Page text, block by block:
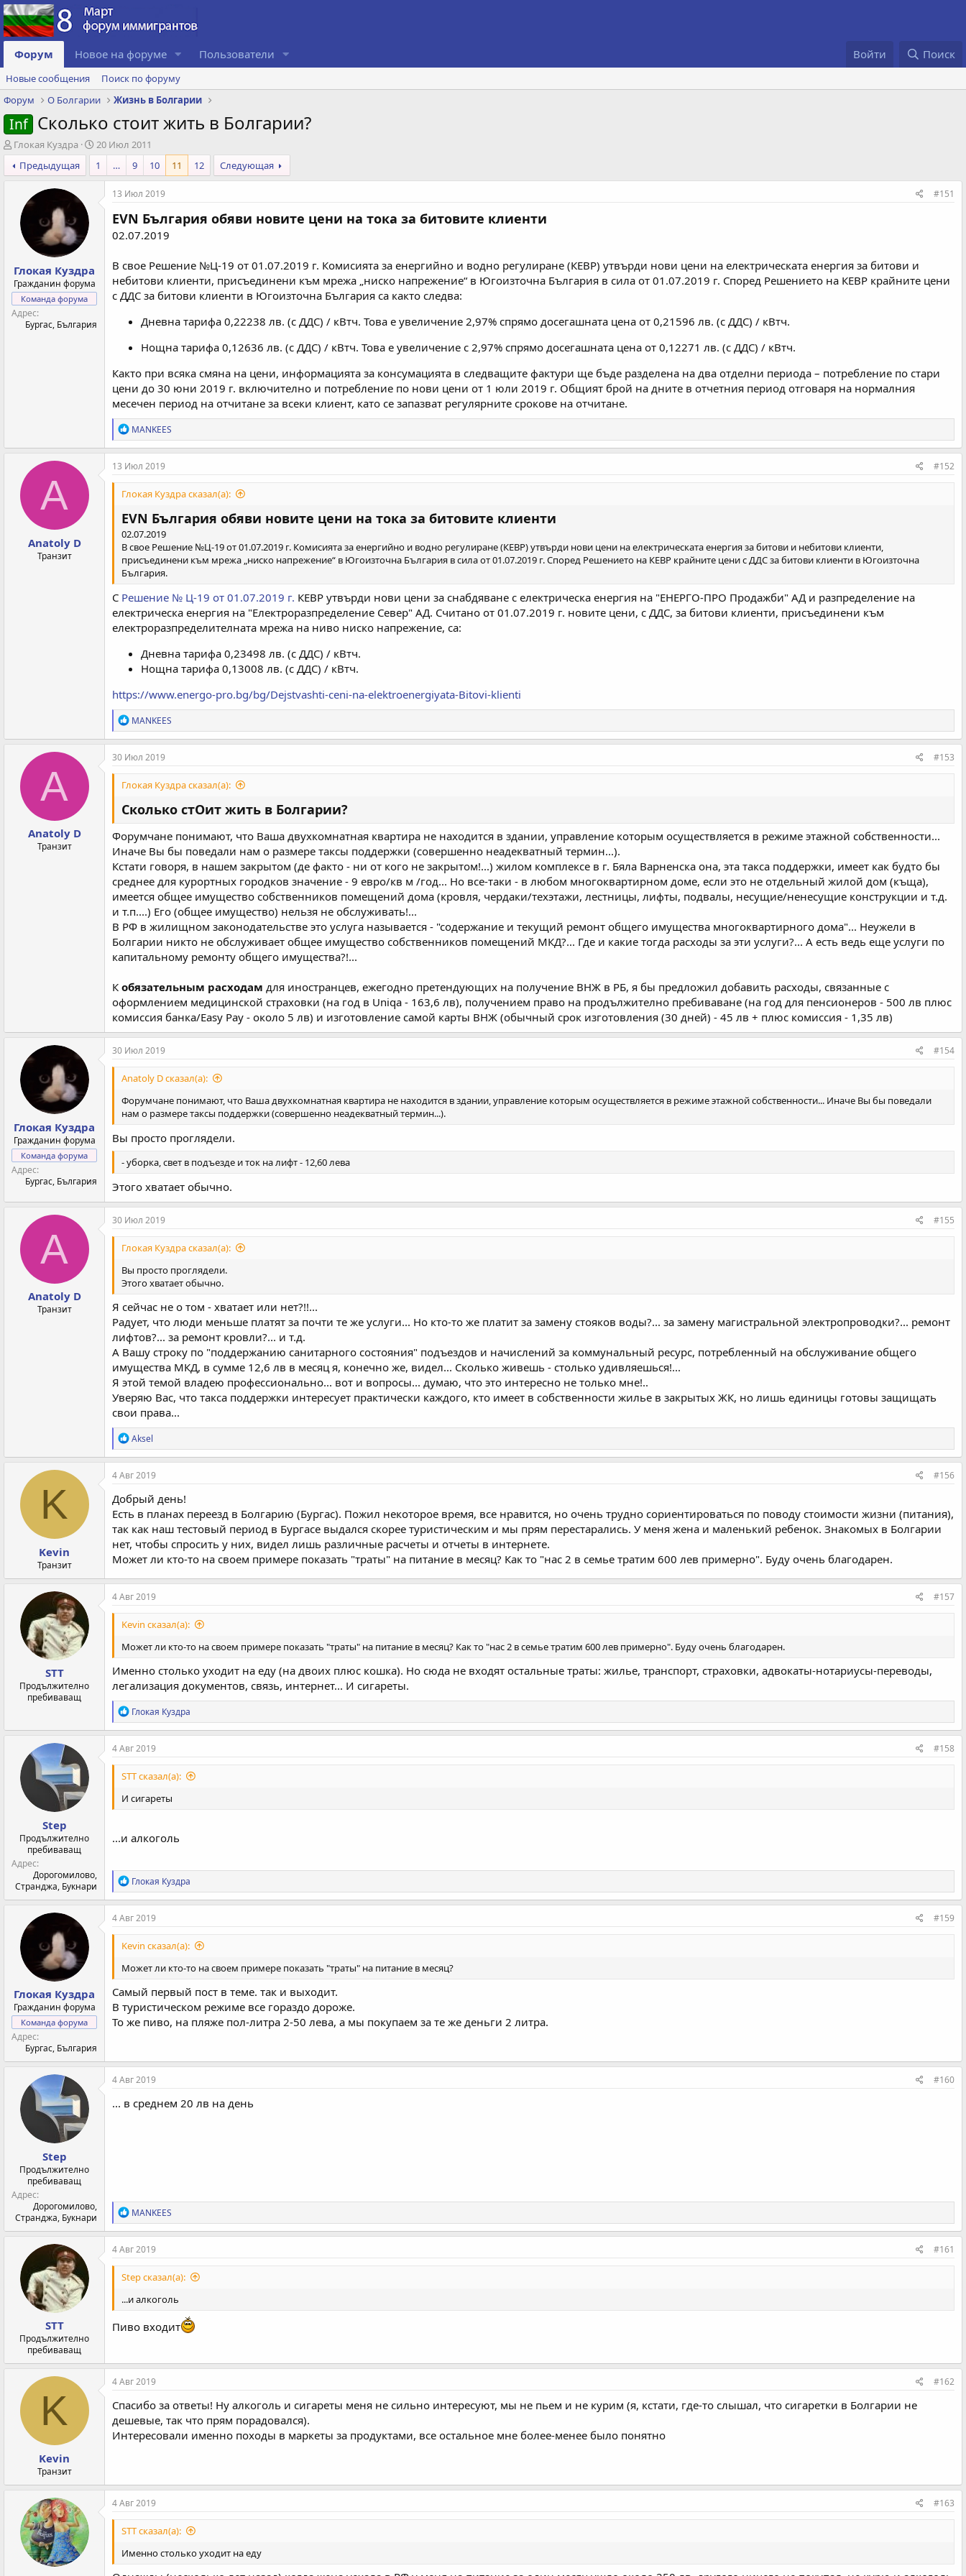
Форум Новое на форуме Пользователи Войти Поиск
Новые сообщения
Поиск по форуму
Форум
О Болгарии Жизнь в Болгарии
Inf Сколько стоит жить в Болгарии?
А
в
т
Глокая Куздра
Д
а
т
20 Июл 2011
Предыдущая
1 … 9 10 11 12 Следующая
Глокая Куздра
Гражданин форума
Команда форума
Адрес
Бургас, България
13 Июл 2019 #151
EVN България обяви новите цени на тока за битовите клиенти
02.07.2019
В свое Решение №Ц-19 от 01.07.2019 г. Комисията за енергийно и водно регулиране (КЕВР) утвърди нови цени на електрическата енергия за битови и
небитови клиенти, присъединени към мрежа „ниско напрежение“ в Югоизточна България в сила от 01.07.2019 г. Според Решението на КЕВР крайните цени
с ДДС за битови клиенти в Югоизточна България са както следва:
Дневна тарифа 0,22238 лв. (с ДДС) / кВтч. Това е увеличение 2,97% спрямо досегашната цена от 0,21596 лв. (с ДДС) / кВтч.
Нощна тарифа 0,12636 лв. (с ДДС) / кВтч. Това е увеличение с 2,97% спрямо досегашната цена от 0,12271 лв. (с ДДС) / кВтч.
Както при всяка смяна на цени, информацията за консумацията в следващите фактури ще бъде разделена на два отделни периода – потребление по стари
цени до 30 юни 2019 г. включително и потребление по нови цени от 1 юли 2019 г. Общият брой на дните в отчетния период отговаря на нормалния
месечен период на отчитане за всеки клиент, като се запазват регулярните срокове на отчитане.
Р
е
а
к
и
MANKEES
A
Anatoly D
Транзит
13 Июл 2019 #152
Глокая Куздра сказал(а):
EVN България обяви новите цени на тока за битовите клиенти
02.07.2019
В свое Решение №Ц-19 от 01.07.2019 г. Комисията за енергийно и водно регулиране (КЕВР) утвърди нови цени на електрическата енергия за битови и небитови клиенти,
присъединени към мрежа „ниско напрежение“ в Югоизточна България в сила от 01.07.2019 г. Според Решението на КЕВР крайните цени с ДДС за битови клиенти в Югоизточна
България.
С Решение № Ц-19 от 01.07.2019 г. КЕВР утвърди нови цени за снабдяване с електрическа енергия на "ЕНЕРГО-ПРО Продажби" АД и разпределение на
електрическа енергия на "Електроразпределение Север" АД. Считано от 01.07.2019 г. новите цени, с ДДС, за битови клиенти, присъединени към
електроразпределителната мрежа на ниво ниско напрежение, са:
Дневна тарифа 0,23498 лв. (с ДДС) / кВтч.
Нощна тарифа 0,13008 лв. (с ДДС) / кВтч.
https://www.energo-pro.bg/bg/Dejstvashti-ceni-na-elektroenergiyata-Bitovi-klienti
Р
е
а
к
и
MANKEES
A
Anatoly D
Транзит
30 Июл 2019 #153
Глокая Куздра сказал(а):
Сколько стОит жить в Болгарии?
Форумчане понимают, что Ваша двухкомнатная квартира не находится в здании, управление которым осуществляется в режиме этажной собственности...
Иначе Вы бы поведали нам о размере таксы поддержки (совершенно неадекватный термин...).
Кстати говоря, в нашем закрытом (де факто - ни от кого не закрытом!...) жилом комплексе в г. Бяла Варненска она, эта такса поддержки, имеет как будто бы
среднее для курортных городков значение - 9 евро/кв м /год... Но все-таки - в любом многоквартирном доме, если это не отдельный жилой дом (къща),
имеется общее имущество собственников помещений дома (кровля, чердаки/техэтажи, лестницы, лифты, подвалы, несущие/ненесущие конструкции и т.д.
и т.п....) Его (общее имущество) нельзя не обслуживать!...
В РФ в жилищном законодательстве это услуга называется - "содержание и текущий ремонт общего имущества многоквартирного дома"... Неужели в
Болгарии никто не обслуживает общее имущество собственников помещений МКД?... Где и какие тогда расходы за эти услуги?... А есть ведь еще услуги по
капитальному ремонту общего имущества?!...
К обязательным расходам для иностранцев, ежегодно претендующих на получение ВНЖ в РБ, я бы предложил добавить расходы, связанные с
оформлением медицинской страховки (на год в Uniqa - 163,6 лв), получением право на продължително пребиваване (на год для пенсионеров - 500 лв плюс
комиссия банка/Easy Pay - около 5 лв) и изготовление самой карты ВНЖ (обычный срок изготовления (30 дней) - 45 лв + плюс комиссия - 1,35 лв)
Глокая Куздра
Гражданин форума
Команда форума
Адрес
Бургас, България
30 Июл 2019 #154
Anatoly D сказал(а):
Форумчане понимают, что Ваша двухкомнатная квартира не находится в здании, управление которым осуществляется в режиме этажной собственности... Иначе Вы бы поведали
нам о размере таксы поддержки (совершенно неадекватный термин...).
Вы просто проглядели.
- уборка, свет в подъезде и ток на лифт - 12,60 лева
Этого хватает обычно.
A
Anatoly D
Транзит
30 Июл 2019 #155
Глокая Куздра сказал(а):
Вы просто проглядели.
Этого хватает обычно.
Я сейчас не о том - хватает или нет?!!...
Радует, что люди меньше платят за почти те же услуги... Но кто-то же платит за замену стояков воды?... за замену магистральной электропроводки?... ремонт
лифтов?... за ремонт кровли?... и т.д.
А Вашу строку по "поддержанию санитарного состояния" подъездов и начислений за коммунальный ресурс, потребленный на обслуживание общего
имущества МКД, в сумме 12,6 лв в месяц я, конечно же, видел... Сколько живешь - столько удивляешься!...
Я этой темой владею профессионально... вот и вопросы... думаю, что это интересно не только мне!..
Уверяю Вас, что такса поддержки интересует практически каждого, кто имеет в собственности жилье в закрытых ЖК, но лишь единицы готовы защищать
свои права...
Р
е
а
к
и
и
:
Aksel
K
Kevin
Транзит
4 Авг 2019 #156
Добрый день!
Есть в планах переезд в Болгарию (Бургас). Пожил некоторое время, все нравится, но очень трудно сориентироваться по поводу стоимости жизни (питания),
так как наш тестовый период в Бургасе выдался скорее туристическим и мы прям перестарались. У меня жена и маленький ребенок. Знакомых в Болгарии
нет, чтобы спросить у них, видел лишь различные расчеты и отчеты в интернете.
Может ли кто-то на своем примере показать "траты" на питание в месяц? Как то "нас 2 в семье тратим 600 лев примерно". Буду очень благодарен.
STT
Продължително
пребиваващ
4 Авг 2019 #157
Kevin сказал(а):
Может ли кто-то на своем примере показать "траты" на питание в месяц? Как то "нас 2 в семье тратим 600 лев примерно". Буду очень благодарен.
Именно столько уходит на еду (на двоих плюс кошка). Но сюда не входят остальные траты: жилье, транспорт, страховки, адвокаты-нотариусы-переводы,
легализация документов, связь, интернет... И сигареты.
Р
е
а
к
и
Глокая Куздра
Step
Продължително
пребиваващ
Адрес
Дорогомилово,
Странджа, Букнари
4 Авг 2019 #158
STT сказал(а):
И сигареты
...и алкоголь
Р
е
а
к
и
Глокая Куздра
Глокая Куздра
Гражданин форума
Команда форума
Адрес
Бургас, България
4 Авг 2019 #159
Kevin сказал(а):
Может ли кто-то на своем примере показать "траты" на питание в месяц?
Самый первый пост в теме. так и выходит.
В туристическом режиме все гораздо дороже.
То же пиво, на пляже пол-литра 2-50 лева, а мы покупаем за те же деньги 2 литра.
Step
Продължително
пребиваващ
Адрес
Дорогомилово,
Странджа, Букнари
4 Авг 2019 #160
... в среднем 20 лв на день
Р
е
а
к
и
MANKEES
STT
Продължително
пребиваващ
4 Авг 2019 #161
Step сказал(а):
...и алкоголь
Пиво входит
K
Kevin
Транзит
4 Авг 2019 #162
Спасибо за ответы! Ну алкоголь и сигареты меня не сильно интересуют, мы не пьем и не курим (я, кстати, где-то слышал, что сигаретки в Болгарии не
дешевые, так что прям порадовался).
Интересовали именно походы в маркеты за продуктами, все остальное мне более-менее было понятно
4 Авг 2019 #163
STT сказал(а):
Именно столько уходит на еду